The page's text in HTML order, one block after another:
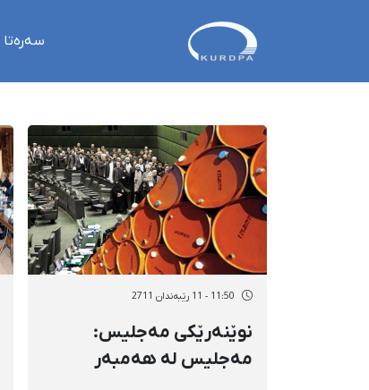
سەرەتا
11:50 - 11 رێبەندان 2711
نوێنەرێكی مەجلیس:
مەجلیس لە هەمبەر